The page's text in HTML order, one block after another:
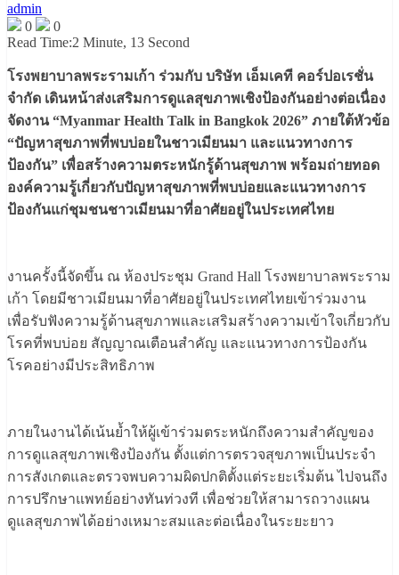
admin
0
0
Read Time:2 Minute, 13 Second
โรงพยาบาลพระรามเก้า ร่วมกับ บริษัท เอ็มเคที คอร์ปอเรชั่น
จำกัด เดินหน้าส่งเสริมการดูแลสุขภาพเชิงป้องกันอย่างต่อเนื่อง
จัดงาน “Myanmar Health Talk in Bangkok 2026” ภายใต้หัวข้อ
“ปัญหาสุขภาพที่พบบ่อยในชาวเมียนมา และแนวทางการ
ป้องกัน” เพื่อสร้างความตระหนักรู้ด้านสุขภาพ พร้อมถ่ายทอด
องค์ความรู้เกี่ยวกับปัญหาสุขภาพที่พบบ่อยและแนวทางการ
ป้องกันแก่ชุมชนชาวเมียนมาที่อาศัยอยู่ในประเทศไทย
งานครั้งนี้จัดขึ้น ณ ห้องประชุม Grand Hall โรงพยาบาลพระราม
เก้า โดยมีชาวเมียนมาที่อาศัยอยู่ในประเทศไทยเข้าร่วมงาน
เพื่อรับฟังความรู้ด้านสุขภาพและเสริมสร้างความเข้าใจเกี่ยวกับ
โรคที่พบบ่อย สัญญาณเตือนสำคัญ และแนวทางการป้องกัน
โรคอย่างมีประสิทธิภาพ
ภายในงานได้เน้นย้ำให้ผู้เข้าร่วมตระหนักถึงความสำคัญของ
การดูแลสุขภาพเชิงป้องกัน ตั้งแต่การตรวจสุขภาพเป็นประจำ
การสังเกตและตรวจพบความผิดปกติตั้งแต่ระยะเริ่มต้น ไปจนถึง
การปรึกษาแพทย์อย่างทันท่วงที เพื่อช่วยให้สามารถวางแผน
ดูแลสุขภาพได้อย่างเหมาะสมและต่อเนื่องในระยะยาว